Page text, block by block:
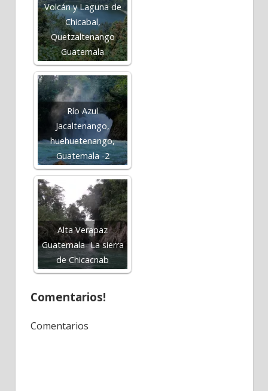
Volcán y Laguna de
Chicabal,
Quetzaltenango
Guatemala
Río Azul
Jacaltenango,
huehuetenango,
Guatemala -2
Alta Verapaz
Guatemala- La sierra
de Chicacnab
Comentarios!
Comentarios